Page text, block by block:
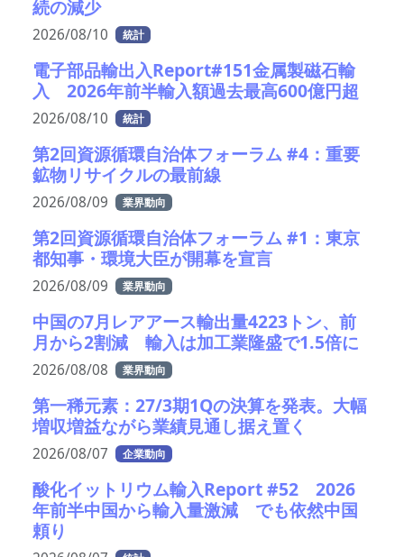
続の減少
2026/08/10 統計
電子部品輸出入Report#151金属製磁石輸
入 2026年前半輸入額過去最高600億円超
2026/08/10 統計
第2回資源循環自治体フォーラム #4：重要
鉱物リサイクルの最前線
2026/08/09 業界動向
第2回資源循環自治体フォーラム #1：東京
都知事・環境大臣が開幕を宣言
2026/08/09 業界動向
中国の7月レアアース輸出量4223トン、前
月から2割減 輸入は加工業隆盛で1.5倍に
2026/08/08 業界動向
第一稀元素：27/3期1Qの決算を発表。大幅
増収増益ながら業績見通し据え置く
2026/08/07 企業動向
酸化イットリウム輸入Report #52 2026
年前半中国から輸入量激減 でも依然中国
頼り